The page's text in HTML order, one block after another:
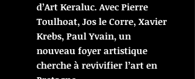
d’Art Keraluc. Avec Pierre
Toulhoat, Jos le Corre, Xavier
Krebs, Paul Yvain, un
nouveau foyer artistique
cherche à revivifier l’art en